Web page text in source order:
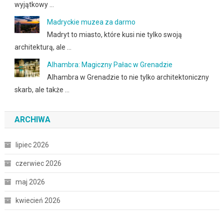
wyjątkowy …
Madryckie muzea za darmo
Madryt to miasto, które kusi nie tylko swoją
architekturą, ale …
Alhambra: Magiczny Pałac w Grenadzie
Alhambra w Grenadzie to nie tylko architektoniczny
skarb, ale także …
ARCHIWA
lipiec 2026
czerwiec 2026
maj 2026
kwiecień 2026